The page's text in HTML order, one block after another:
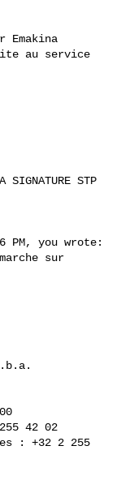
au service
SIGNATURE STP
PM, you wrote:
sur
42 02
: +32 2 255